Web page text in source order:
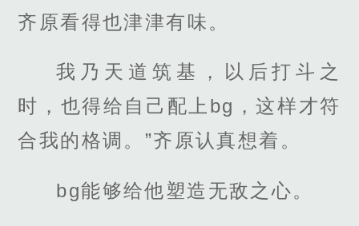
齐原看得也津津有味。
我乃天道筑基，以后打斗之
时，也得给自己配上bg，这样才符
合我的格调。”齐原认真想着。
bg能够给他塑造无敌之心。